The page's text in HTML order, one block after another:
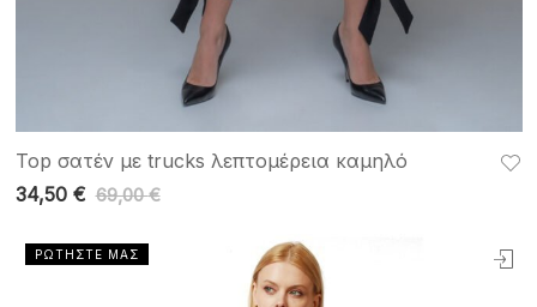
Top σατέν με trucks λεπτομέρεια καμηλό
69,00€
34,50 €
ΡΩΤΗΣΤΕ ΜΑΣ